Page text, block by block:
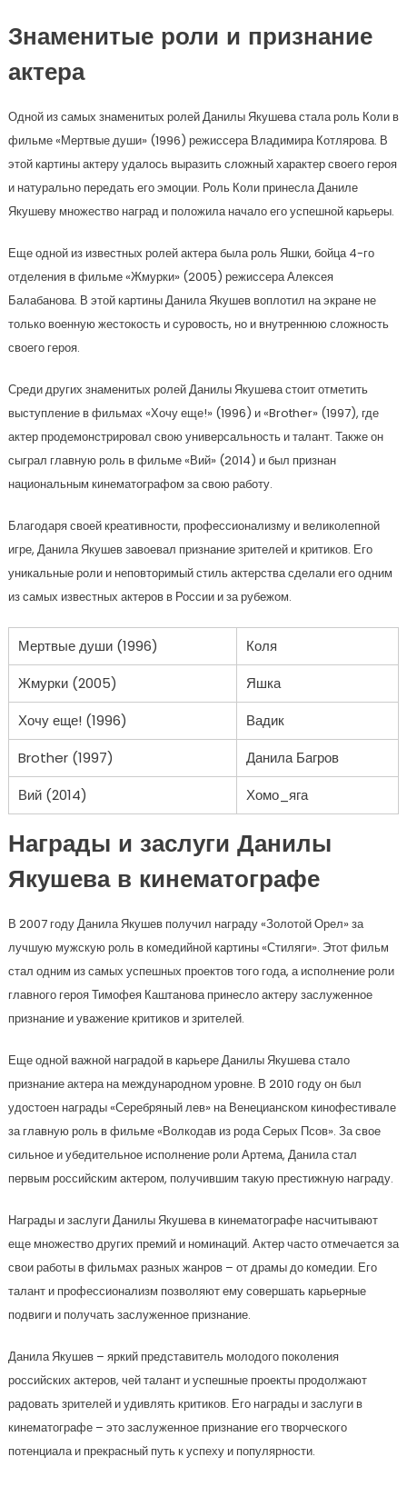
Знаменитые роли и признание
актера
Одной из самых знаменитых ролей Данилы Якушева стала роль Коли в
фильме «Мертвые души» (1996) режиссера Владимира Котлярова. В
этой картины актеру удалось выразить сложный характер своего героя
и натурально передать его эмоции. Роль Коли принесла Даниле
Якушеву множество наград и положила начало его успешной карьеры.
Еще одной из известных ролей актера была роль Яшки, бойца 4-го
отделения в фильме «Жмурки» (2005) режиссера Алексея
Балабанова. В этой картины Данила Якушев воплотил на экране не
только военную жестокость и суровость, но и внутреннюю сложность
своего героя.
Среди других знаменитых ролей Данилы Якушева стоит отметить
выступление в фильмах «Хочу еще!» (1996) и «Brother» (1997), где
актер продемонстрировал свою универсальность и талант. Также он
сыграл главную роль в фильме «Вий» (2014) и был признан
национальным кинематографом за свою работу.
Благодаря своей креативности, профессионализму и великолепной
игре, Данила Якушев завоевал признание зрителей и критиков. Его
уникальные роли и неповторимый стиль актерства сделали его одним
из самых известных актеров в России и за рубежом.
Мертвые души (1996)
Коля
Жмурки (2005)
Яшка
Хочу еще! (1996)
Вадик
Brother (1997)
Данила Багров
Вий (2014)
Хомо_яга
Награды и заслуги Данилы
Якушева в кинематографе
В 2007 году Данила Якушев получил награду «Золотой Орел» за
лучшую мужскую роль в комедийной картины «Стиляги». Этот фильм
стал одним из самых успешных проектов того года, а исполнение роли
главного героя Тимофея Каштанова принесло актеру заслуженное
признание и уважение критиков и зрителей.
Еще одной важной наградой в карьере Данилы Якушева стало
признание актера на международном уровне. В 2010 году он был
удостоен награды «Серебряный лев» на Венецианском кинофестивале
за главную роль в фильме «Волкодав из рода Серых Псов». За свое
сильное и убедительное исполнение роли Артема, Данила стал
первым российским актером, получившим такую престижную награду.
Награды и заслуги Данилы Якушева в кинематографе насчитывают
еще множество других премий и номинаций. Актер часто отмечается за
свои работы в фильмах разных жанров – от драмы до комедии. Его
талант и профессионализм позволяют ему совершать карьерные
подвиги и получать заслуженное признание.
Данила Якушев – яркий представитель молодого поколения
российских актеров, чей талант и успешные проекты продолжают
радовать зрителей и удивлять критиков. Его награды и заслуги в
кинематографе – это заслуженное признание его творческого
потенциала и прекрасный путь к успеху и популярности.